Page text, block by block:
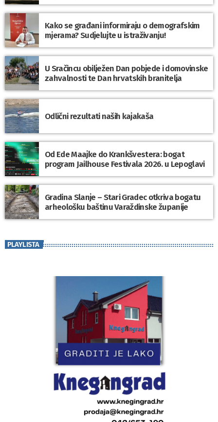
Kako se građani informiraju o demografskim
mjerama? Sudjelujte u istraživanju!
U Sračincu obilježen Dan pobjede i domovinske
zahvalnosti te Dan hrvatskih branitelja
Odlični rezultati naših kajakaša
Od Ede Maajke do Krankšvestera: bogat
program Jailhouse Festivala 2026. u Lepoglavi
Gradina Slanje – Stari Gradec otkriva bogatu
arheološku baštinu Varaždinske županije
PLAYLISTA